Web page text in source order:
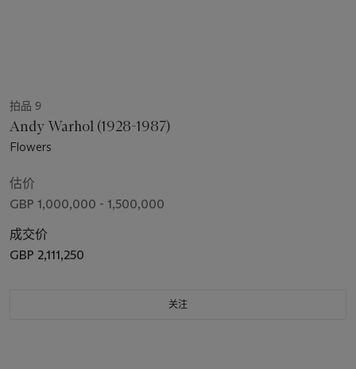
拍品 9
Andy Warhol (1928-1987)
Flowers
估价
GBP 1,000,000 - 1,500,000
成交价
GBP 2,111,250
关注